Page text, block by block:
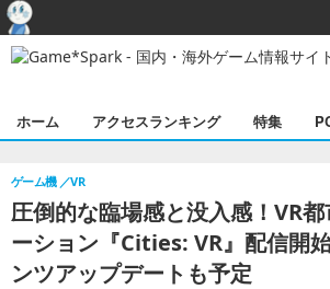
ホーム アクセスランキング 特集
圧倒的な臨場感と没入感！VR
ーション『Cities: VR』配信開
ンツアップデートも予定
ゲーム機 VR